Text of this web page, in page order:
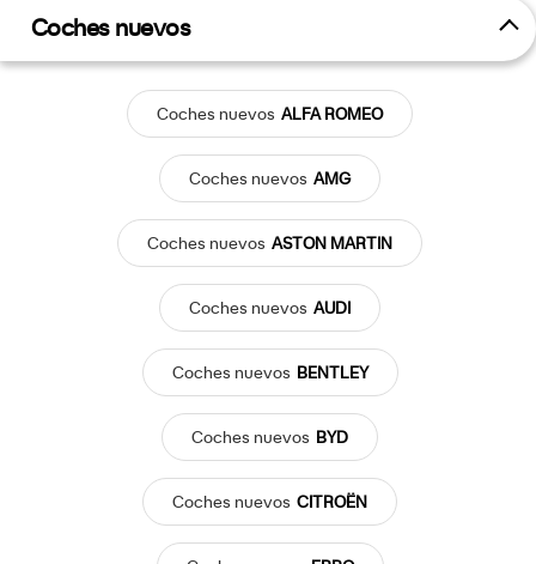
Coches nuevos
Coches nuevos ALFA ROMEO
Coches nuevos AMG
Coches nuevos ASTON MARTIN
Coches nuevos AUDI
Coches nuevos BENTLEY
Coches nuevos BYD
Coches nuevos CITROËN